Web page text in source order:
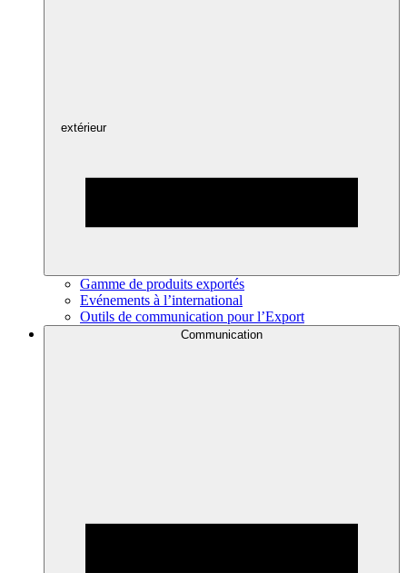
extérieur
Gamme de produits exportés
Evénements à l’international
Outils de communication pour l’Export
Communication